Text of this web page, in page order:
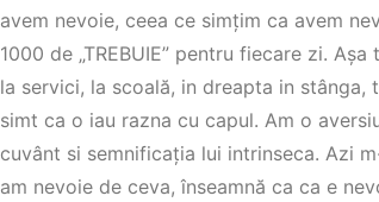
avem nevoie, ceea ce simțim ca avem
1000 de „TREBUIE” pentru fiecare zi.
la servici, la scoală, in dreapta in
simt ca o iau razna cu capul. Am o
cuvânt si semnificația lui intrinseca. Azi
am nevoie de ceva, înseamnă ca ca e